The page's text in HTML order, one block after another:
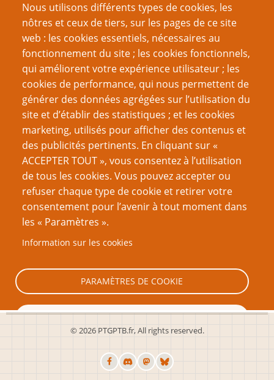
Nous utilisons différents types de cookies, les
nôtres et ceux de tiers, sur les pages de ce site
web : les cookies essentiels, nécessaires au
fonctionnement du site ; les cookies fonctionnels,
qui améliorent votre expérience utilisateur ; les
cookies de performance, qui nous permettent de
générer des données agrégées sur l’utilisation du
site et d’établir des statistiques ; et les cookies
marketing, utilisés pour afficher des contenus et
des publicités pertinents. En cliquant sur «
ACCEPTER TOUT », vous consentez à l’utilisation
de tous les cookies. Vous pouvez accepter ou
refuser chaque type de cookie et retirer votre
consentement pour l’avenir à tout moment dans
les « Paramètres ».
Information sur les cookies
PARAMÈTRES DE COOKIE
TOUT REFUSER
TOUT ACCEPTER
Rapport de mission
Ode aux Indés
Les jeux en une page sont-ils sans valeur ?
La Carte-X ne vous sauvera pas de tout
Défi du gamer : un jeu par saison
Pagination 1
Page
suivante
››
VOUS AIMEREZ AUSSI
Vos gueules, les relous !
Romance et Jeu de Rôles : des biais de genre ?
Concilier grossesse et GN, c’est possible
Journal d’une Orga de GN enceinte
organisation
© 2026 PTGPTB.fr, All rights reserved.